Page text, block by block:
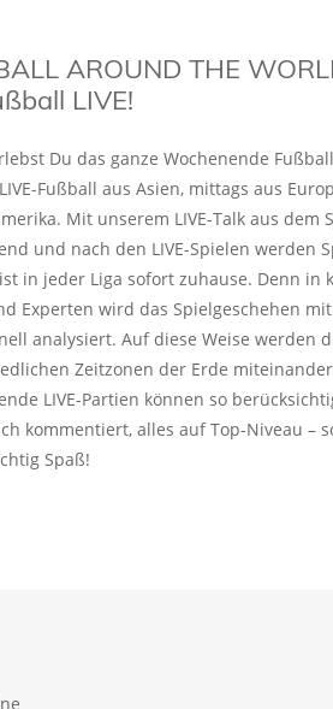
AROUND THE
LIVE!
Du das ganze Wochenende
Fußball aus Asien, mittags aus
Mit unserem LIVE-Talk aus dem
und nach den LIVE-Spielen werden
in jeder Liga sofort zuhause. Denn in
Experten wird das Spielgeschehen
analysiert. Auf diese Weise werden
Zeitzonen der Erde
LIVE-Partien können so
kommentiert, alles auf Top-Niveau –
Spaß!